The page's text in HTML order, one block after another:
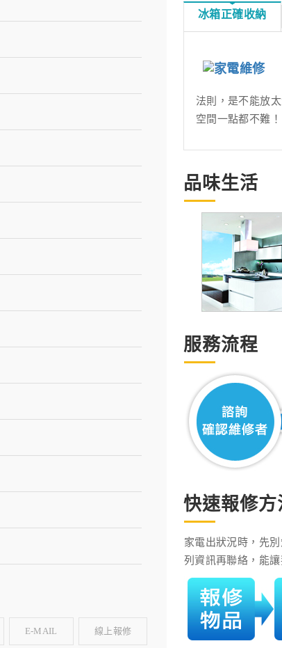
冰箱正確收納
法則，是不能放
空間一點都不難！
品味生活
服務流程
快速報修方
家電出狀況時，先
列資訊再聯絡，能
E-MAIL 線上報修